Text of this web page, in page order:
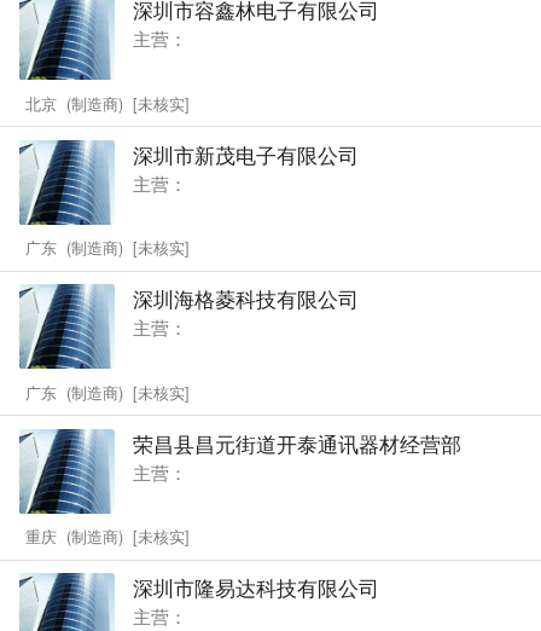
深圳市容鑫林电子有限公司
主营：
北京 (制造商) [未核实]
深圳市新茂电子有限公司
主营：
广东 (制造商) [未核实]
深圳海格菱科技有限公司
主营：
广东 (制造商) [未核实]
荣昌县昌元街道开泰通讯器材经营部
主营：
重庆 (制造商) [未核实]
深圳市隆易达科技有限公司
主营：